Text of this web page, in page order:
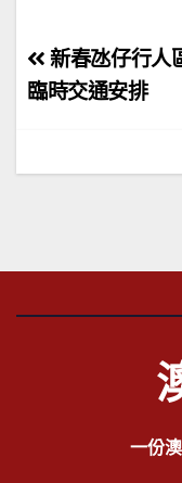
文
章
覽
新春氹仔行人
臨時交通安排
一份